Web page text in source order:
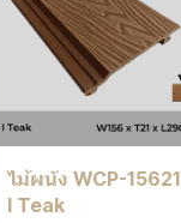
ไม้ผนัง WCP-15621
I Teak